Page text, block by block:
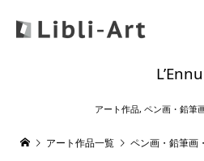
アート作品, ペン画・鉛筆
アート作品一覧 ペン画・鉛筆画